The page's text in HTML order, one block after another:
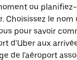
ou
Choisissez le
pour savoir
d'Uber aux
de l'aéroport